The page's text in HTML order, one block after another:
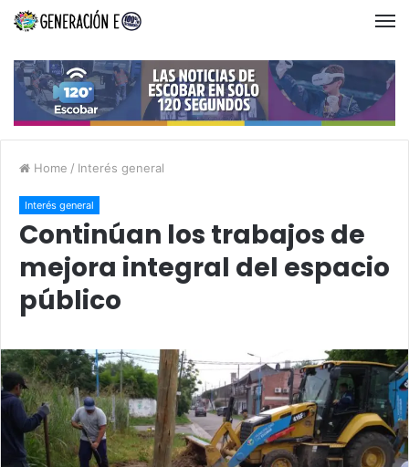
Home / Interés general
Interés general
Continúan los trabajos de
mejora integral del espacio
público